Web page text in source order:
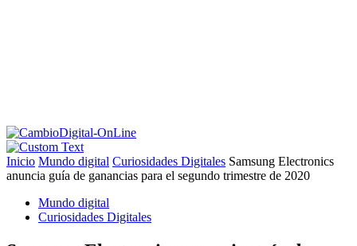
Inicio Mundo digital Curiosidades Digitales Samsung Electronics
anuncia guía de ganancias para el segundo trimestre de 2020
Mundo digital
Curiosidades Digitales